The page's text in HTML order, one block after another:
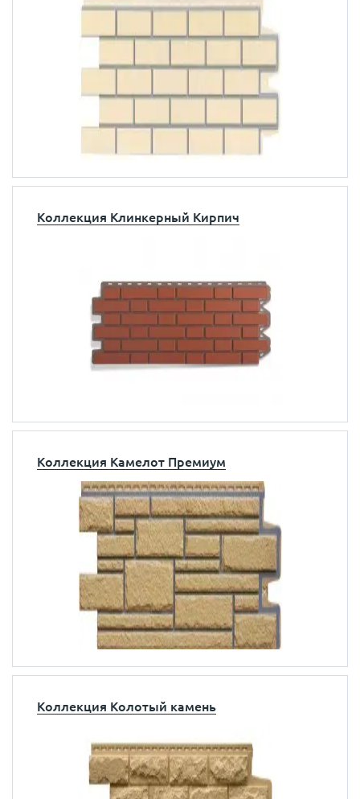
Коллекция Клинкерный Кирпич
Коллекция Камелот Премиум
Коллекция Колотый камень